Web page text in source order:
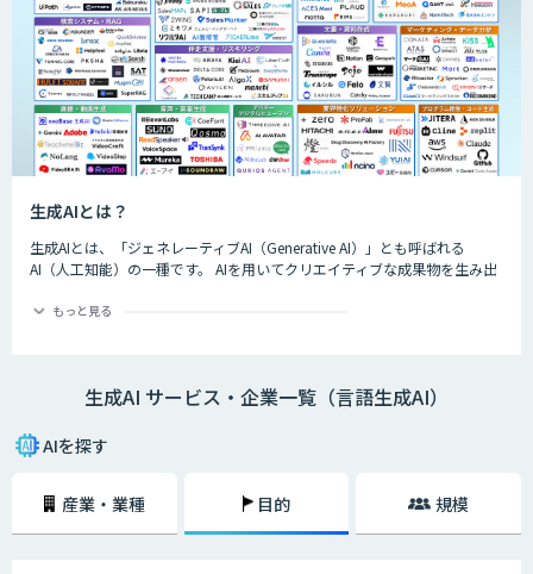
生成AIとは？
生成AIとは、「ジェネレーティブAI（Generative AI）」とも呼ばれる
AI（人工知能）の一種です。 AIを用いてクリエイティブな成果物を生み出
グラムのコード、文章など多岐にわたります。
もっと見る
生成AI サービス・企業一覧（言語生成AI）
AIを探す
産業・業種 目的 規模